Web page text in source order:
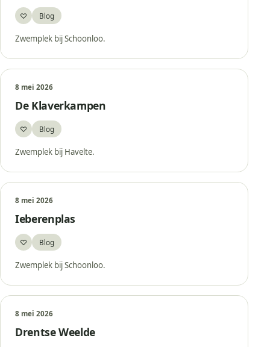
♡Bewaar
Blog
Zwemplek bij Schoonloo.
8 mei 2026
De Klaverkampen
♡Bewaar
Blog
Zwemplek bij Havelte.
8 mei 2026
Ieberenplas
♡Bewaar
Blog
Zwemplek bij Schoonloo.
8 mei 2026
Drentse Weelde